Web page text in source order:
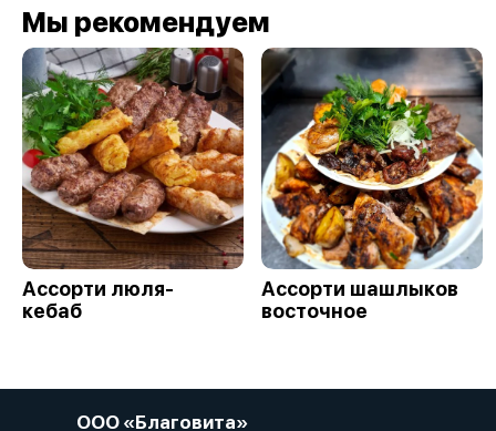
Мы рекомендуем
Ассорти люля-
кебаб
Ассорти шашлыков
восточное
ООО «Благовита»